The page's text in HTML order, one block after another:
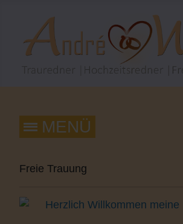
Freie Trauung
Herzlich Willkommen meine